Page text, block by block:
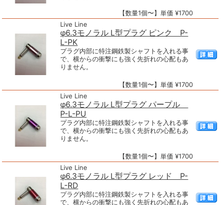
【数量1個〜】単価 ¥1700
Live Line
φ6.3モノラル L型プラグ ピンク P-
L-PK
プラグ内部に特注鋼鉄製シャフトを入れる事
で、横からの衝撃にも強く先折れの心配もあ
りません。
【数量1個〜】単価 ¥1700
Live Line
φ6.3モノラル L型プラグ パープル
P-L-PU
プラグ内部に特注鋼鉄製シャフトを入れる事
で、横からの衝撃にも強く先折れの心配もあ
りません。
【数量1個〜】単価 ¥1700
Live Line
φ6.3モノラル L型プラグ レッド P-
L-RD
プラグ内部に特注鋼鉄製シャフトを入れる事
で、横からの衝撃にも強く先折れの心配もあ